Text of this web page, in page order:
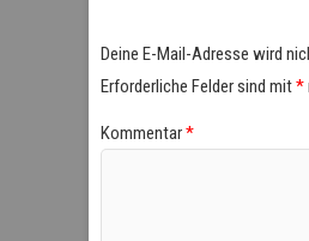
Deine E-Mail-Adresse wird
Erforderliche Felder sind mit*
Kommentar*